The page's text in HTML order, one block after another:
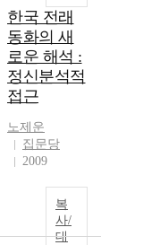
한국 전래
동화의 새
로운 해석 :
정신분석적
접근
노제운
집문당
2009
복
사/
대